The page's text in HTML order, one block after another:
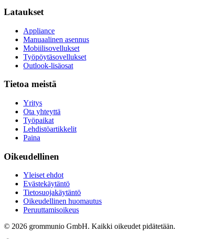
Lataukset
Appliance
Manuaalinen asennus
Mobiilisovellukset
Työpöytäsovellukset
Outlook-lisäosat
Tietoa meistä
Yritys
Ota yhteyttä
Työpaikat
Lehdistöartikkelit
Paina
Oikeudellinen
Yleiset ehdot
Evästekäytäntö
Tietosuojakäytäntö
Oikeudellinen huomautus
Peruuttamisoikeus
© 2026 grommunio GmbH. Kaikki oikeudet pidätetään.